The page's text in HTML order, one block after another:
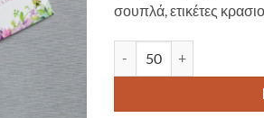
σουπλά, ετικέτες